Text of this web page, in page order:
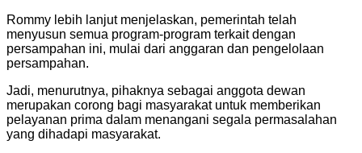
Rommy lebih lanjut menjelaskan, pemerintah telah
menyusun semua program-program terkait dengan
persampahan ini, mulai dari anggaran dan pengelolaan
persampahan.
Jadi, menurutnya, pihaknya sebagai anggota dewan
merupakan corong bagi masyarakat untuk memberikan
pelayanan prima dalam menangani segala permasalahan
yang dihadapi masyarakat.